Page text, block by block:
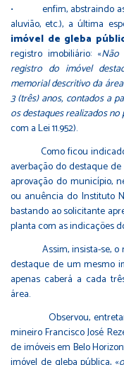
• enfim, abstraindo as
aluvião, etc.), a última
imóvel de gleba
registro imobiliário: «
registro do imóvel
memorial descritivo da
3 (três) anos, contados a
os destaques realizados
com a Lei 11.952).
Como ficou indicado,
averbação do destaque
aprovação do município,
ou anuência do Instituto
bastando ao solicitante
planta com as indicações
Assim, insista-se, o
destaque de um mesmo
apenas caberá a cada
área.
Observou, entretanto
mineiro Francisco José
de imóveis em Belo